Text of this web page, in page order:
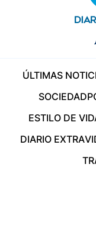
ÚLTIMAS
SOCIEDAD
ESTILO DE
DIARIO EXTRA